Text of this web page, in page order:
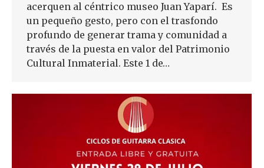
acerquen al céntrico museo Juan Yaparí. Es
un pequeño gesto, pero con el trasfondo
profundo de generar trama y comunidad a
través de la puesta en valor del Patrimonio
Cultural Inmaterial. Este 1 de…